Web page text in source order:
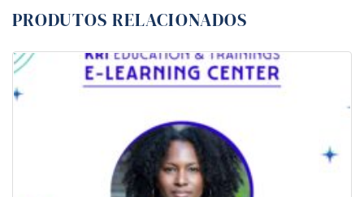
PRODUTOS RELACIONADOS